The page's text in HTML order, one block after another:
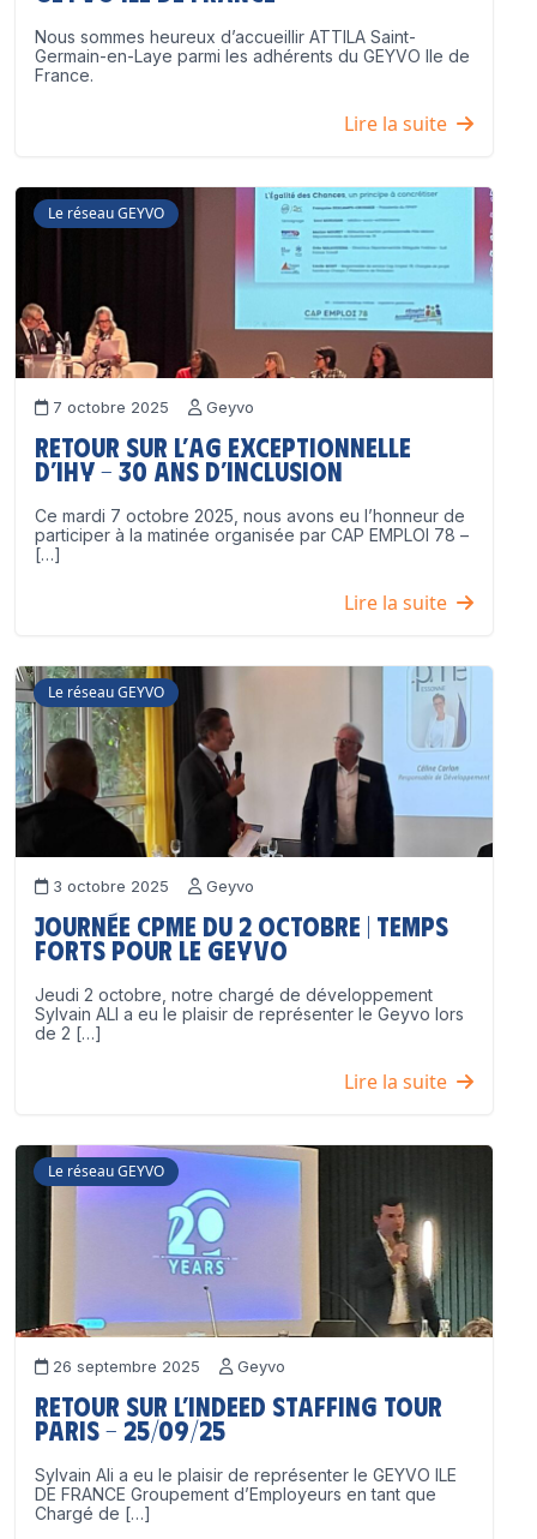
Nous sommes heureux d’accueillir ATTILA Saint-
Germain-en-Laye parmi les adhérents du GEYVO Ile de
France.
Lire la suite
Le réseau GEYVO
7 octobre 2025 Geyvo
Retour sur l’AG exceptionnelle
d’IHY – 30 ans d’inclusion
Ce mardi 7 octobre 2025, nous avons eu l’honneur de
participer à la matinée organisée par CAP EMPLOI 78 –
[…]
Lire la suite
Le réseau GEYVO
3 octobre 2025 Geyvo
Journée CPME du 2 octobre | Temps
forts pour le GEYVO
Jeudi 2 octobre, notre chargé de développement
Sylvain ALI a eu le plaisir de représenter le Geyvo lors
de 2 […]
Lire la suite
Le réseau GEYVO
26 septembre 2025 Geyvo
Retour sur l’Indeed Staffing Tour
Paris – 25/09/25
Sylvain Ali a eu le plaisir de représenter le GEYVO ILE
DE FRANCE Groupement d’Employeurs en tant que
Chargé de […]